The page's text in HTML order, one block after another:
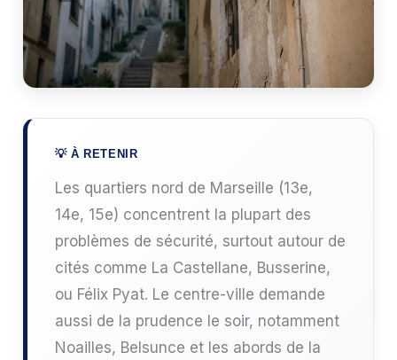
Les quartiers nord de Marseille (13e,
14e, 15e) concentrent la plupart des
problèmes de sécurité, surtout autour de
cités comme La Castellane, Busserine,
ou Félix Pyat. Le centre-ville demande
aussi de la prudence le soir, notamment
Noailles, Belsunce et les abords de la